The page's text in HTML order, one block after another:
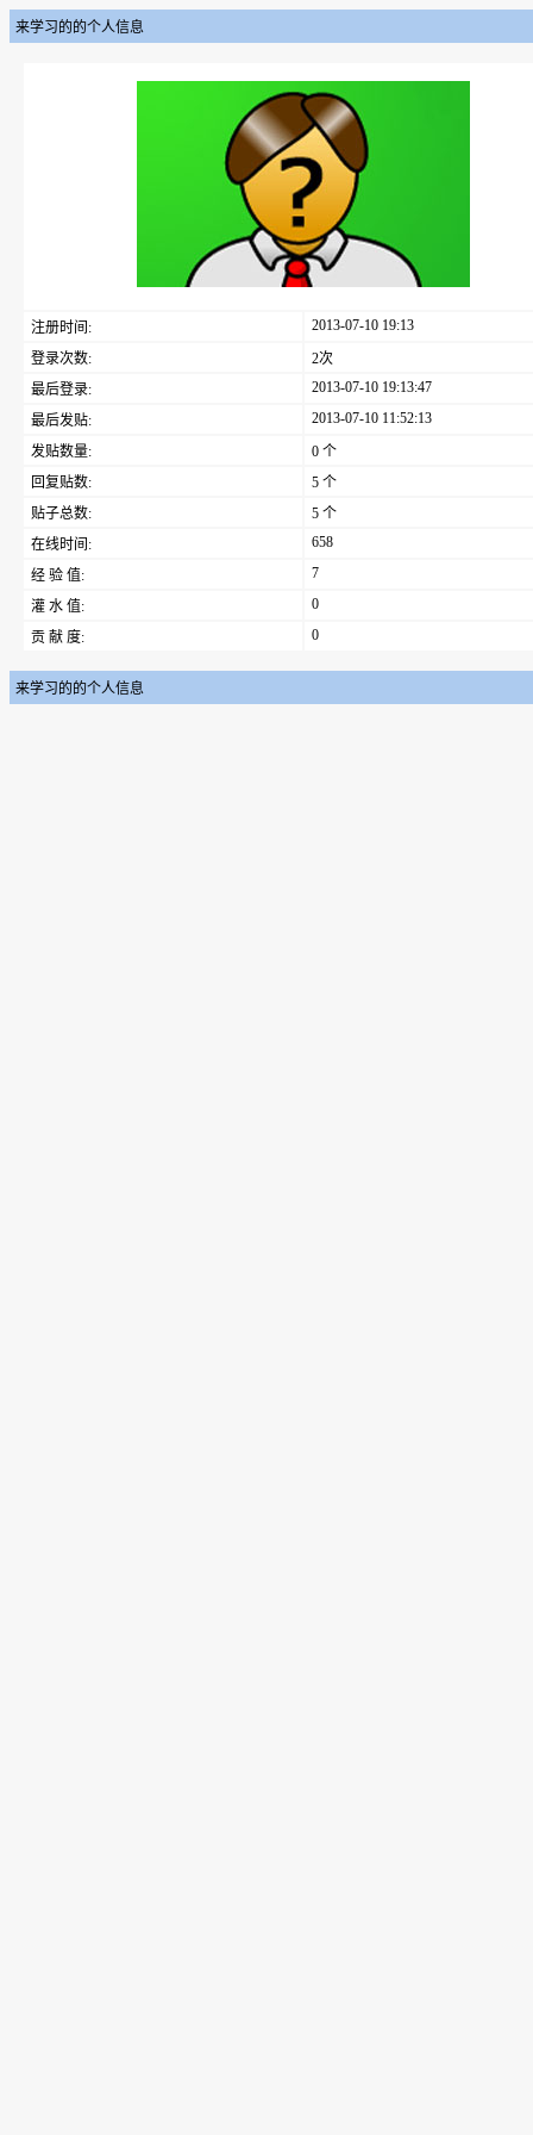
来学习的的个人信息
注册时间:
2013-07-10 19:13
登录次数:
2次
最后登录:
2013-07-10 19:13:47
最后发贴:
2013-07-10 11:52:13
发贴数量:
0 个
回复贴数:
5 个
贴子总数:
5 个
在线时间:
658
经 验 值:
7
灌 水 值:
0
贡 献 度:
0
来学习的的个人信息